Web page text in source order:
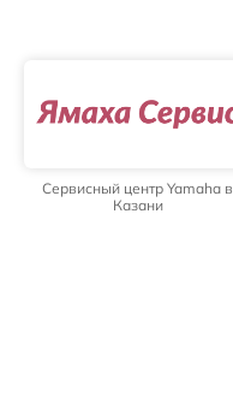
Сервисный центр Yamaha в
Казани